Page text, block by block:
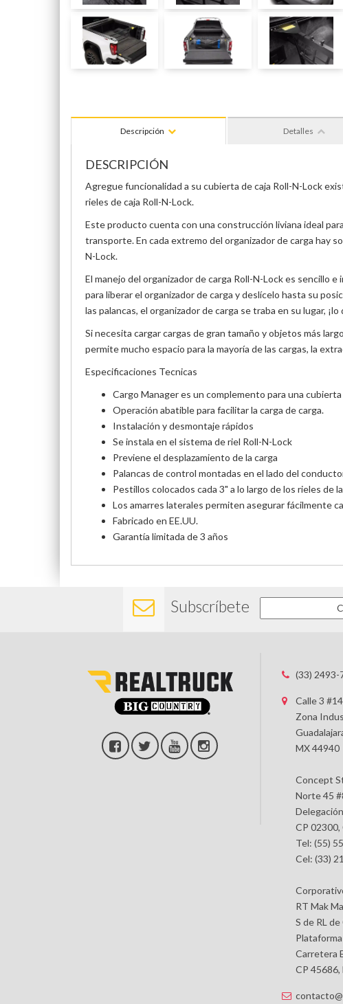
Descripción Detalles
DESCRIPCIÓN
Agregue funcionalidad a su cubierta de caja Roll-N-Lock
rieles de caja Roll-N-Lock.
Este producto cuenta con una construcción liviana ideal
transporte. En cada extremo del organizador de carga hay
N-Lock.
El manejo del organizador de carga Roll-N-Lock es sencillo
para liberar el organizador de carga y deslícelo hasta su
las palancas, el organizador de carga se traba en su lugar,
Si necesita cargar cargas de gran tamaño y objetos más
permite mucho espacio para la mayoría de las cargas, la
Especificaciones Tecnicas
Cargo Manager es un complemento para una
Operación abatible para facilitar la carga de carga.
Instalación y desmontaje rápidos
Se instala en el sistema de riel Roll-N-Lock
Previene el desplazamiento de la carga
Palancas de control montadas en el lado del
Pestillos colocados cada 3" a lo largo de los rieles de
Los amarres laterales permiten asegurar fácilmente
Fabricado en EE.UU.
Garantía limitada de 3 años
Subscríbete
(33) 2493-
Calle 3
Zona
MX 44940
Concept
Norte 45
CP 02300,
Tel: (55)
Cel: (33)
RT Mak
S de RL de
Carretera
CP 45686,